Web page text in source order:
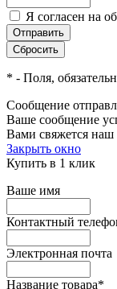
Я согласен на
* - Поля,
Сообщение
Ваше сообщение
Вами свяжется наш
Закрыть окно
Купить в 1 клик
Ваше имя
Контактный
Электронная почта
Название товара*